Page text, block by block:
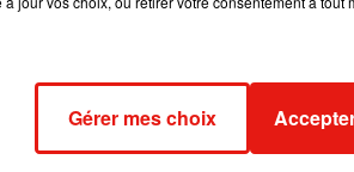
des années de lutter contre le
proactivement les personnes
Gérer mes choix